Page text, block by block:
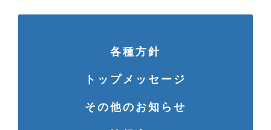
キャンペーン情報
各種金利一覧
各種方針
トップメッセージ
その他のお知らせ